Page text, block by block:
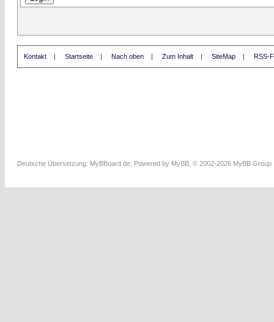
Kontakt | Startseite | Nach oben | Zum Inhalt | SiteMap | RSS-
Deutsche Übersetzung: MyBBoard.de , Powered by MyBB , © 2002-2026 MyBB Group